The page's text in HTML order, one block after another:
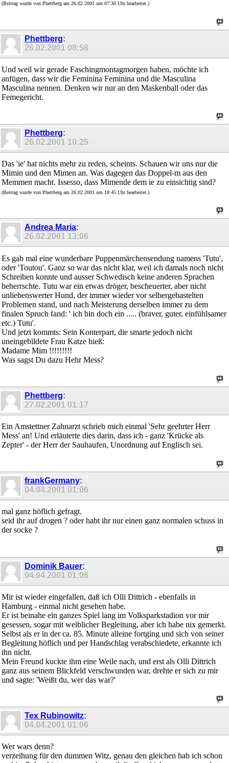
(Beitrag wurde von Phettberg am 26.02.2001 um 07:36 Uhr bearbeitet.)
Phettberg:
26.02.2001 08:58
Und weil wir gerade Faschingmontagmorgen haben, möchte ich
anfügen, dass wir die Feminina Feminina und die Masculina
Masculina nennen. Denken wir nur an den Maskenball oder das
Femegericht.
Phettberg:
26.02.2001 10:25
Das 'ie' hat nichts mehr zu reden, scheints. Schauen wir uns nur die
Mimin und den Mimen an. Was dagegen das Doppel-m aus den
Memmen macht. Issesso, dass Mimende dem ie zu einsichtig sind?
(Beitrag wurde von Phettberg am 26.02.2001 um 18:45 Uhr bearbeitet.)
Andrea Maria:
26.02.2001 13:06
Es gab mal eine wunderbare Puppenmärchensendung namens 'Tutu',
oder 'Toutou'. Ganz so war das nicht klar, weil ich damals noch nicht
Schreiben konnte und ausser Schwedisch keine anderen Sprachen
beherrschte. Tutu war ein etwas dröger, bescheuerter, aber nicht
unliebenswerter Hund, der immer wieder vor selbergebastelten
Problemen stand, und nach Meisterung derselben immer zu dem
finalen Spruch fand: ' ich bin doch ein ..... (braver, guter, einfühlsamer
etc.) Tutu'.
Und jetzt kommts: Sein Konterpart, die smarte jedoch nicht
uneingebildete Frau Katze hieß:
Madame Mim !!!!!!!!!
Was sagst Du dazu Hehr Mess?
Phettberg:
27.02.2001 01:17
Ein Amstettner Zahnarzt schrieb mich einmal 'Sehr geehrter Herr
Mess' an! Und erläuterte dies darin, dass ich - ganz 'Krücke als
Zepter' - der Herr der Sauhaufen, Unordnung auf Englisch sei.
frankGermany:
04.04.2001 01:06
mal ganz höflich gefragt.
seid ihr auf drogen ? oder habt ihr nur einen ganz normalen schuss in
der socke ?
Dominik Bauer:
04.04.2001 01:06
Mir ist wieder eingefallen, daß ich Olli Dittrich - ebenfalls in
Hamburg - einmal nicht gesehen habe.
Er ist beinahe ein ganzes Spiel lang im Volksparkstadion vor mir
gesessen, sogar mit weiblicher Begleitung, aber ich habe nix gemerkt.
Selbst als er in der ca. 85. Minute alleine fortging und sich von seiner
Begleitung höflich und per Handschlag verabschiedete, erkannte ich
ihn nicht.
Mein Freund kuckte ihm eine Weile nach, und erst als Olli Dittrich
ganz aus seinem Blickfeld verschwunden war, drehte er sich zu mir
und sagte: 'Weißt du, wer das war?'
Tex Rubinowitz:
04.04.2001 01:06
Wer wars denn?
verzeihung für den dummen Witz, genau den gleichen hab ich schon